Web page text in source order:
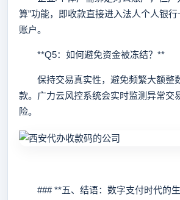
算”功能，即收款直接进入法人个人银
账户。
**Q5：如何避免资金被冻结？**
保持交易真实性，避免频繁大额整
款。广力云风控系统会实时监测异常交
险。
### **五、结语：数字支付时代的